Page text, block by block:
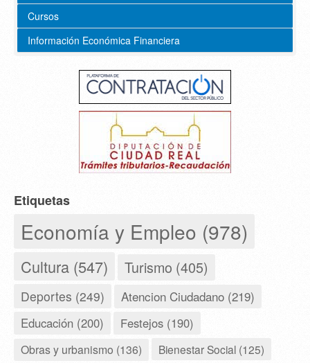
Cursos
Información Económica Financiera
Etiquetas
Economía y Empleo (978)
Cultura (547) Turismo (405)
Deportes (249) Atencion Ciudadano (219)
Educación (200) Festejos (190)
Obras y urbanismo (136) Bienestar Social (125)